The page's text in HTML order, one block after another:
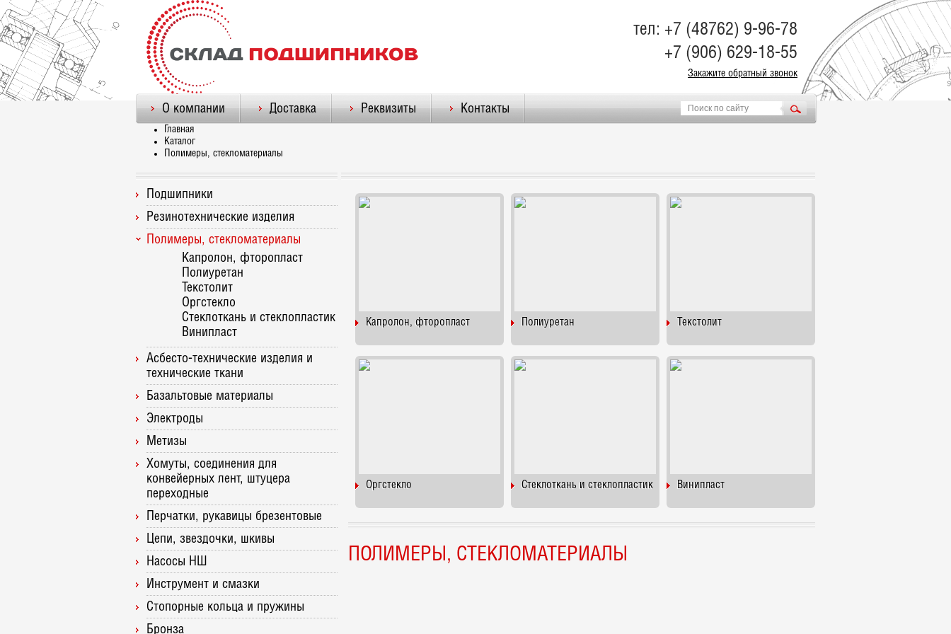
тел: +7 (48762) 9-96-78
+7 (906) 629-18-55
Закажите обратный звонок
О компании Доставка Реквизиты Контакты
Главная
Каталог
Полимеры, стекломатериалы
Подшипники
Резинотехнические изделия
Полимеры, стекломатериалы
Капролон, фторопласт
Полиуретан
Текстолит
Оргстекло
Стеклоткань и стеклопластик
Винипласт
Асбесто-технические изделия и
технические ткани
Базальтовые материалы
Электроды
Метизы
Хомуты, соединения для
конвейерных лент, штуцера
переходные
Перчатки, рукавицы брезентовые
Цепи, звездочки, шкивы
Насосы НШ
Инструмент и смазки
Стопорные кольца и пружины
Бронза
Капролон, фторопласт Полиуретан Текстолит
Оргстекло Стеклоткань и стеклопластик Винипласт
ПОЛИМЕРЫ, СТЕКЛОМАТЕРИАЛЫ